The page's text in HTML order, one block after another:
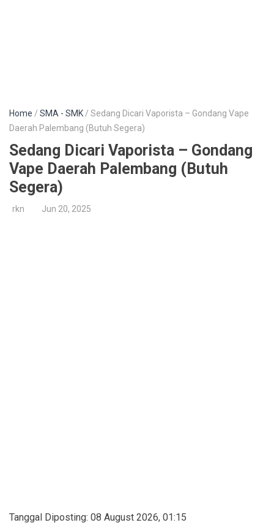
Home / SMA - SMK / Sedang Dicari Vaporista – Gondang Vape
Daerah Palembang (Butuh Segera)
Sedang Dicari Vaporista – Gondang
Vape Daerah Palembang (Butuh
Segera)
rkn Jun 20, 2025
Tanggal Diposting: 08 August 2026, 01:15